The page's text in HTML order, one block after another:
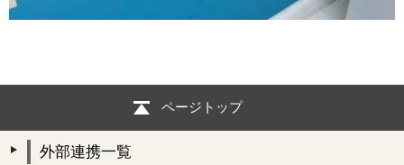
ページトップ
外部連携一覧